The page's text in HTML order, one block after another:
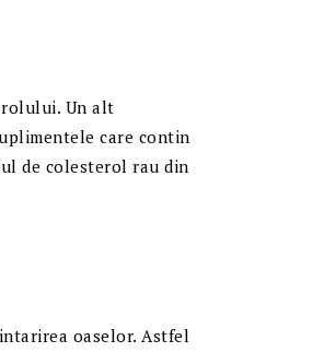
Un alt
care contin
de colesterol rau din
oaselor. Astfel